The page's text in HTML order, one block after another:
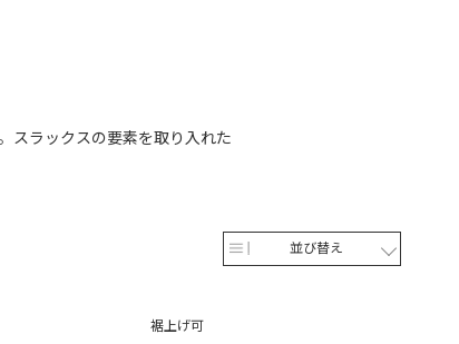
スラックスの要素を取り入れた
並び替え
裾上げ可